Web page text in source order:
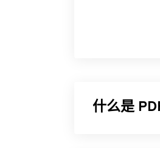
什么是